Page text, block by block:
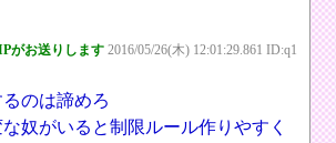
がお送りします 2016/05/26(木) 12:01:29.861 ID:q1
のは諦めろ
奴がいると制限ルール作りやすく